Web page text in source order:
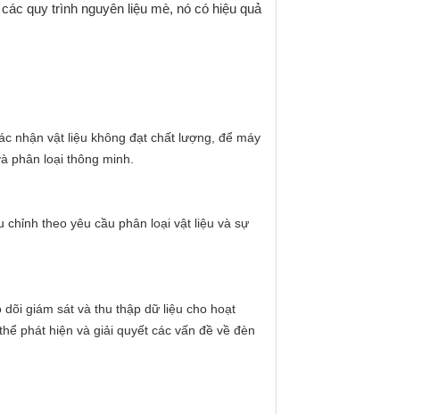
quy trình nguyên liệu mè, nó có hiệu quả
nhận vật liệu không đạt chất lượng, để máy
phân loại thông minh.
theo yêu cầu phân loại vật liệu và sự
giám sát và thu thập dữ liệu cho hoạt
phát hiện và giải quyết các vấn đề về đèn